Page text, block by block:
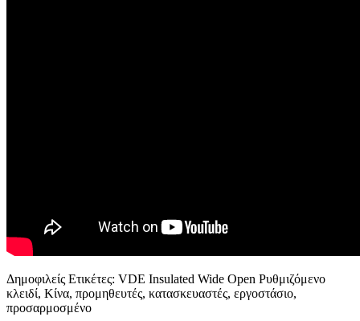
Δημοφιλείς Ετικέτες: VDE Insulated Wide Open Ρυθμιζόμενο
κλειδί, Κίνα, προμηθευτές, κατασκευαστές, εργοστάσιο,
προσαρμοσμένο